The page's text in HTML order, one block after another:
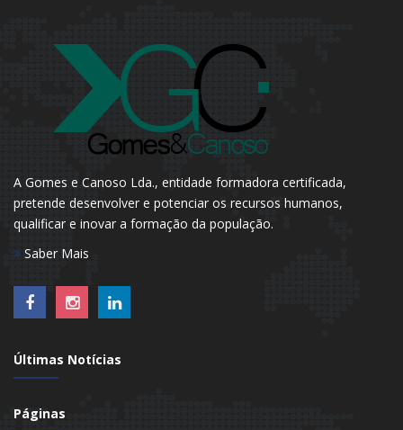
A Gomes e Canoso Lda., entidade formadora certificada,
pretende desenvolver e potenciar os recursos humanos,
qualificar e inovar a formação da população.
Saber Mais
Últimas Notícias
Páginas